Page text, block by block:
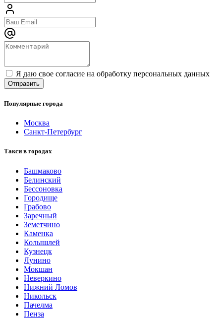
Я даю свое согласие на обработку персональных данных
Популярные города
Москва
Санкт-Петербург
Такси в городах
Башмаково
Белинский
Бессоновка
Городище
Грабово
Заречный
Земетчино
Каменка
Колышлей
Кузнецк
Лунино
Мокшан
Неверкино
Нижний Ломов
Никольск
Пачелма
Пенза